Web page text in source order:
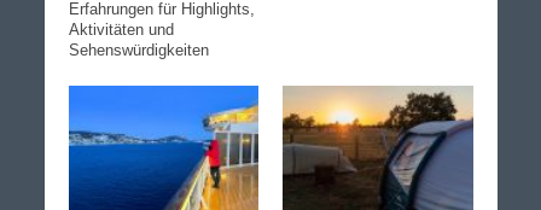
Erfahrungen für Highlights,
Aktivitäten und
Sehenswürdigkeiten